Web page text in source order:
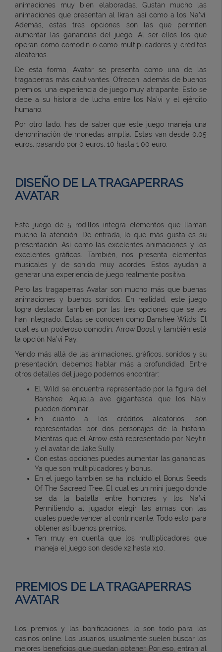
animaciones muy bien elaboradas. Gustan mucho las
animaciones que presentan al Ikran, así como a los Na’vi.
Además, estas tres opciones son las que permiten
aumentar las ganancias del juego. Al ser ellos los que
operan como comodín o como multiplicadores y créditos
aleatorios.
De esta forma, Avatar se presenta como una de las
tragaperras más cautivantes. Ofrecen, además de buenos
premios, una experiencia de juego muy atrapante. Esto se
debe a su historia de lucha entre los Na’vi y el ejército
humano.
Por otro lado, has de saber que este juego maneja una
denominación de monedas amplia. Estas van desde 0,05
euros, pasando por 0 euros, 10 hasta 1,00 euro.
DISEÑO DE LA TRAGAPERRAS
AVATAR
Este juego de 5 rodillos integra elementos que llaman
mucho la atención. De entrada, lo que más gusta es su
presentación. Así como las excelentes animaciones y los
excelentes gráficos. También, nos presenta elementos
musicales y de sonido muy acordes. Estos ayudan a
generar una experiencia de juego realmente positiva.
Pero las tragaperras Avatar son mucho más que buenas
animaciones y buenos sonidos. En realidad, este juego
logra destacar también por las tres opciones que se les
han integrado. Estas se conocen como Banshee Wilds. El
cual es un poderoso comodín. Arrow Boost y también está
la opción Na’vi Pay.
Yendo más allá de las animaciones, gráficos, sonidos y su
presentación, debemos hablar más a profundidad. Entre
otros detalles del juego podemos encontrar:
El Wild se encuentra representado por la figura del
Banshee. Aquella ave gigantesca que los Na’vi
pueden dominar.
En cuanto a los créditos aleatorios, son
representados por dos personajes de la historia.
Mientras que el Arrow está representado por Neytiri
y el avatar de Jake Sully.
Con estas opciones puedes aumentar las ganancias.
Ya que son multiplicadores y bonus.
En el juego también se ha incluido el Bonus Seeds
Of The Sacreed Tree. El cual es un mini juego donde
se da la batalla entre hombres y los Na’vi.
Permitiendo al jugador elegir las armas con las
cuales puede vencer al contrincante. Todo esto, para
obtener así buenos premios.
Ten muy en cuenta que los multiplicadores que
maneja el juego son desde x2 hasta x10.
PREMIOS DE LA TRAGAPERRAS
AVATAR
Los premios y las bonificaciones lo son todo para los
casinos online. Los usuarios, usualmente suelen buscar los
mejores beneficios que puedan obtener. Por eso, entran al